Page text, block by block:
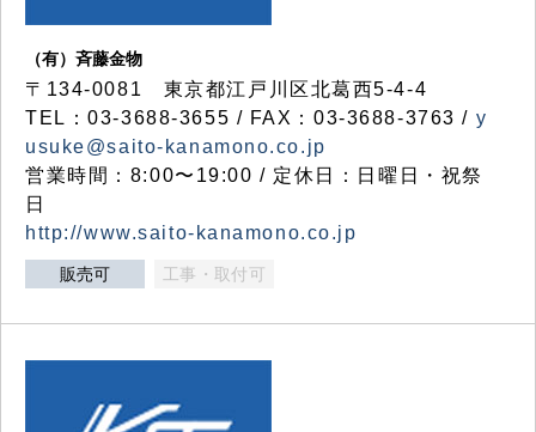
（有）斉藤金物
〒134-0081 東京都江戸川区北葛西5-4-4
TEL：03-3688-3655 / FAX：03-3688-3763 / y
usuke@saito-kanamono.co.jp
営業時間：8:00〜19:00 / 定休日：日曜日・祝祭
日
http://www.saito-kanamono.co.jp
販売可 工事・取付可